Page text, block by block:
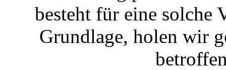
besteht für eine solche
Grundlage, holen wir